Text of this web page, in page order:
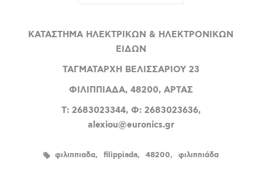
ΚΑΤΑΣΤΗΜΑ ΗΛΕΚΤΡΙΚΩΝ & ΗΛΕΚΤΡΟΝΙΚΩΝ
ΕΙΔΩΝ
ΤΑΓΜΑΤΑΡΧΗ ΒΕΛΙΣΣΑΡΙΟΥ 23
ΦΙΛΙΠΠΙΑΔΑ, 48200, ΑΡΤΑΣ
T: 2683023344, Φ: 2683023636,
alexiou@euronics.gr
φιλιππιαδα filippiada 48200 φιλιππιάδα